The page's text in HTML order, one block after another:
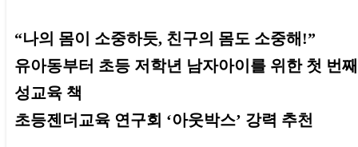
“나의 몸이 소중하듯, 친구의 몸도 소중해!”
유아동부터 초등 저학년 남자아이를 위한 첫 번째
성교육 책
초등젠더교육 연구회 ‘아웃박스’ 강력 추천